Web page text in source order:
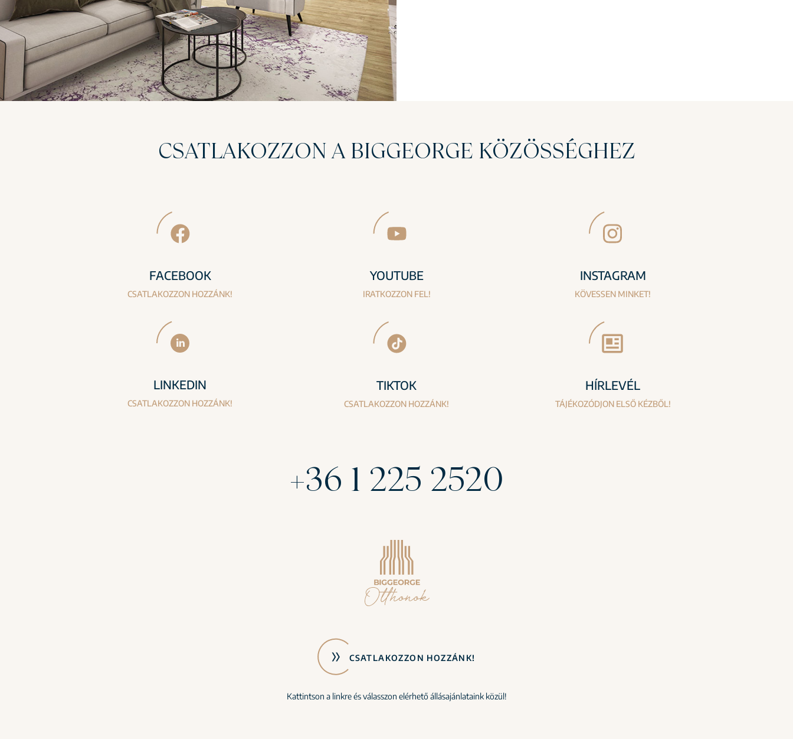
CSATLAKOZZON A BIGGEORGE KÖZÖSSÉGHEZ
FACEBOOK
CSATLAKOZZON HOZZÁNK!
YOUTUBE
IRATKOZZON FEL!
INSTAGRAM
KÖVESSEN MINKET!
LINKEDIN
CSATLAKOZZON HOZZÁNK!
TIKTOK
CSATLAKOZZON HOZZÁNK!
HÍRLEVÉL
TÁJÉKOZÓDJON ELSŐ KÉZBŐL!
+36 1 225 2520
CSATLAKOZZON HOZZÁNK!
Kattintson a linkre és válasszon elérhető állásajánlataink közül!